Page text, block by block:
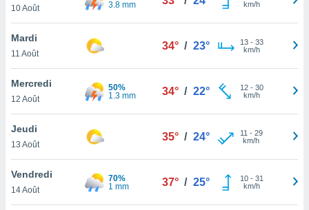
qu'ils
ou
le
ainsi
un
la
du
10 Août
3.8 mm
km/h
Mardi
11 Août
34° / 23° 13- 33
km/h
Mercredi
12 Août
50%
1.3 mm
34° / 22° 12- 30
km/h
Jeudi
13 Août
35° / 24° 11 - 29
km/h
Vendredi
14 Août
70%
1 mm
37° / 25° 10- 31
km/h